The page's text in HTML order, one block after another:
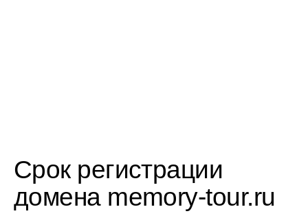
Срок регистрации
домена memory-tour.ru